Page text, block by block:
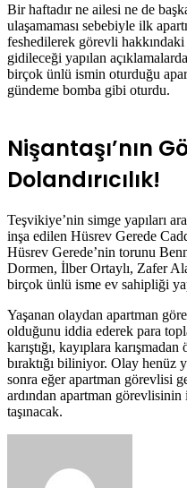
Bir haftadır ne ailesi ne de
ulaşamaması sebebiyle ilk
feshedilerek görevli
gidileceği yapılan
birçok ünlü ismin oturduğu
gündeme bomba gibi oturdu.
Nişantaşı’nın
Dolandırıcılık!
Teşvikiye’nin simge yapıları
inşa edilen Hüsrev Gerede
Hüsrev Gerede’nin torunu
Dormen, İlber Ortaylı, Zafer
birçok ünlü isme ev sahipliği
Yaşanan olaydan apartman
olduğunu iddia ederek para
karıştığı, kayıplara
bıraktığı biliniyor. Olay henüz
sonra eğer apartman görevlisi
ardından apartman
taşınacak.